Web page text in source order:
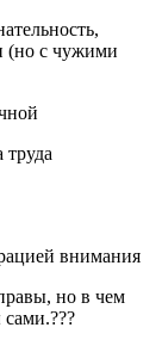
(но с чужими
труда
внимания
но в чем
сами.???